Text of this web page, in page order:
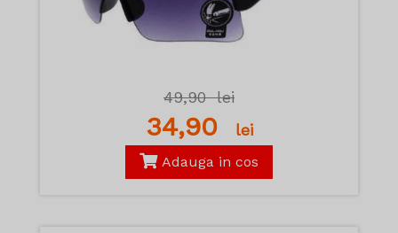
49,90lei
34,90 lei
Adauga in cos